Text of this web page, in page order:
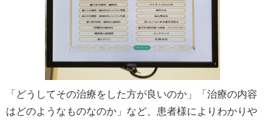
「どうしてその治療をした方が良いのか」「治療の内容
はどのようなものなのか」など、患者様によりわかりや